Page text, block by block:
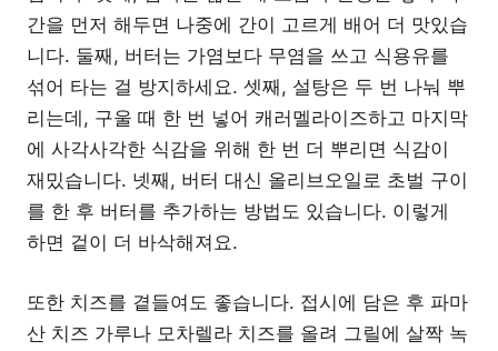
간을 먼저 해두면 나중에 간이 고르게 배어 더 맛있습
니다. 둘째, 버터는 가염보다 무염을 쓰고 식용유를
섞어 타는 걸 방지하세요. 셋째, 설탕은 두 번 나눠 뿌
리는데, 구울 때 한 번 넣어 캐러멜라이즈하고 마지막
에 사각사각한 식감을 위해 한 번 더 뿌리면 식감이
재밌습니다. 넷째, 버터 대신 올리브오일로 초벌 구이
를 한 후 버터를 추가하는 방법도 있습니다. 이렇게
하면 겉이 더 바삭해져요.
또한 치즈를 곁들여도 좋습니다. 접시에 담은 후 파마
산 치즈 가루나 모차렐라 치즈를 올려 그릴에 살짝 녹